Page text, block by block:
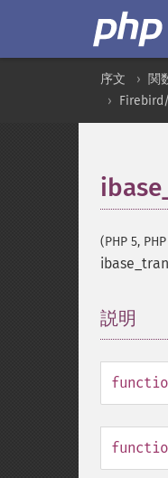
序文 関
(PHP 5,
説明